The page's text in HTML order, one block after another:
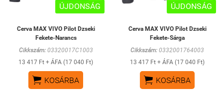
ÚJDONSÁG
Cerva MAX VIVO Pilot Dzseki
Fekete-Narancs
Cikkszám:03320017C1003
13 417 Ft + ÁFA (17 040 Ft)
 KOSÁRBA
ÚJDONSÁG
Cerva MAX VIVO Pilot Dzseki
Fekete-Sárga
Cikkszám: 0332001764003
13 417 Ft + ÁFA (17 040 Ft)
 KOSÁRBA